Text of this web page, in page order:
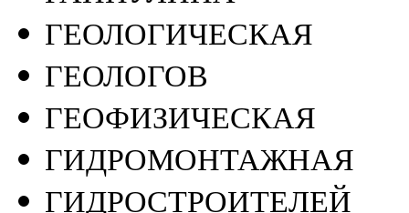
ГЕОЛОГИЧЕСКАЯ
ГЕОЛОГОВ
ГЕОФИЗИЧЕСКАЯ
ГИДРОМОНТАЖНАЯ
ГИДРОСТРОИТЕЛЕЙ